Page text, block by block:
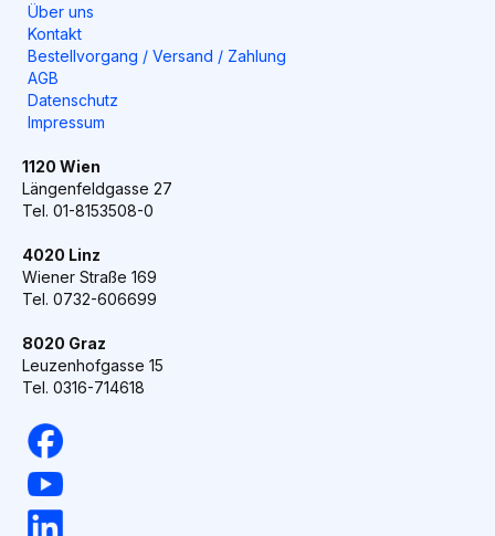
Über uns
Kontakt
Bestellvorgang / Versand / Zahlung
AGB
Datenschutz
Impressum
1120 Wien
Längenfeldgasse 27
Tel. 01-8153508-0
4020 Linz
Wiener Straße 169
Tel. 0732-606699
8020 Graz
Leuzenhofgasse 15
Tel. 0316-714618